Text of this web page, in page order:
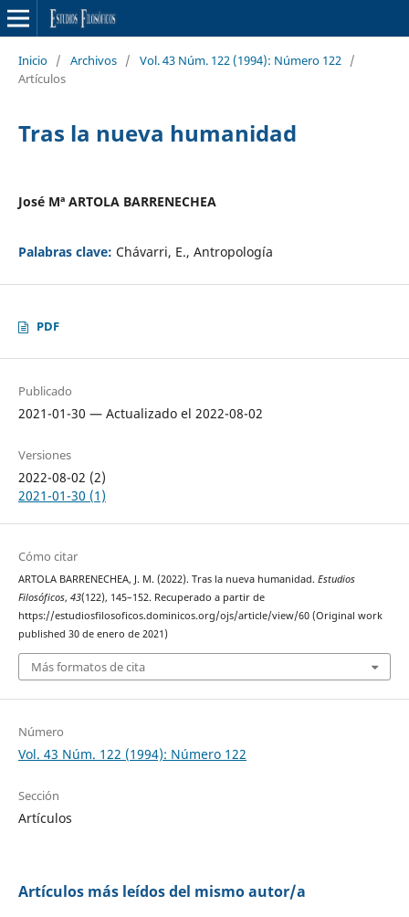
Inicio / Archivos / Vol. 43 Núm. 122 (1994): Número 122 /
Artículos
Tras la nueva humanidad
José Mª ARTOLA BARRENECHEA
Palabras clave: Chávarri, E., Antropología
PDF
Publicado
2021-01-30 — Actualizado el 2022-08-02
Versiones
2022-08-02 (2)
2021-01-30 (1)
Cómo citar
ARTOLA BARRENECHEA, J. M. (2022). Tras la nueva humanidad. Estudios
Filosóficos, 43(122), 145–152. Recuperado a partir de
https://estudiosfilosoficos.dominicos.org/ojs/article/view/60 (Original work
published 30 de enero de 2021)
Más formatos de cita
Número
Vol. 43 Núm. 122 (1994): Número 122
Sección
Artículos
Artículos más leídos del mismo autor/a